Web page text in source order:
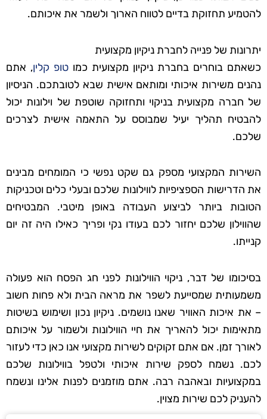
להטמיע תחזוקת בדיים לטווח הארוך ולשמר את איכותם.
יתרונות של פנייה לחברת ניקיון מקצועית
כשאתם בוחרים בחברת ניקיון מקצועית כמו טופ קלין, אתם
נהנים משירות איכותי ומותאם אישית שבא לטובתכם. הניסיון
של חברה מקצועית בניקוי ותחזוקה שוטפת של וילונות יכול
להבטיח תהליך יעיל שמבוסס על התאמה אישית לצרכים
שלכם.
השירות המקצועי מספק גם שקט נפשי כי המומחים מבינים
את הדרישות הספציפיות לווילונות שלכם ובעלי כלים וטכניקות
הטובות ביותר לביצוע העבודה באופן מיטבי. המבטיחים
שהווילון שלכם יחזור לכם בעודו נקי ופריך כאילו היה זה יום
קנייתו.
בסיכומו של דבר, ניקוי הווילונות לפני חג הפסח הוא פעולה
משמעותית שמסייעת לשפר את מראה הבית ולא פחות חשוב
– את איכות האוויר שאנו נושמים. ניקיון נכון ושימוש בשיטות
מתאימות יכול להאריך את חיי הווילונות ולשמור על איכותם
לאורך זמן. אם אתם זקוקים לשירות מקצועי אנו כאן כדי לעזור
לכם. נשמח לספק שירות איכותי ולטפל בווילונות שלכם
במקצועיות ובאהבה רבה. אתם מוזמנים לפנות אלינו ונשמח
להעניק לכם שירות מצוין.